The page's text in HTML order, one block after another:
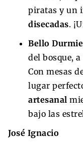
piratas y un
disecadas.
Bello
del bosque,
Con mesas
lugar
artesanal
bajo las
José Ignacio